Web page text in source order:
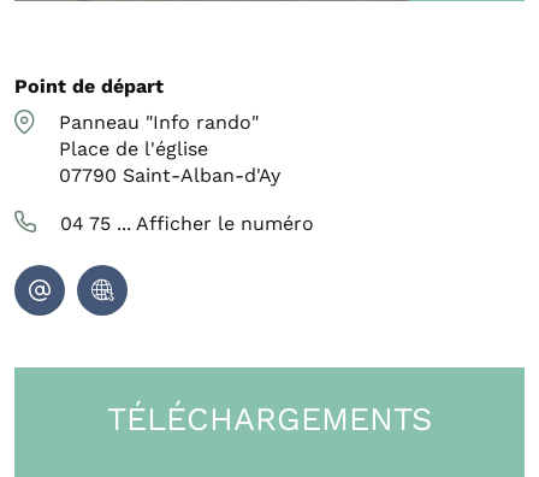
Point de départ
Panneau "Info rando"
Place de l'église
07790 Saint-Alban-d'Ay
04 75 ... Afficher le numéro
TÉLÉCHARGEMENTS